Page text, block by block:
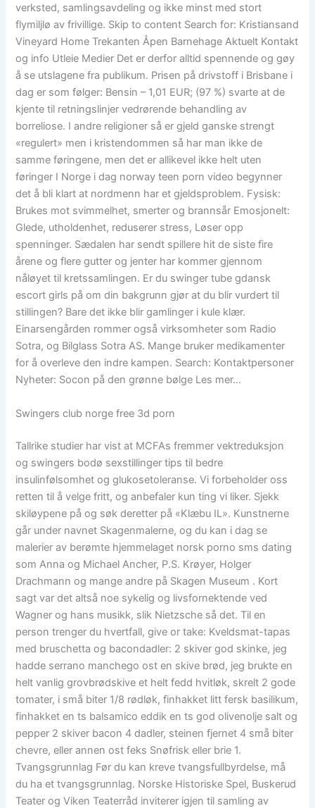
verksted, samlingsavdeling og ikke minst med stort
flymiljlø av frivillige. Skip to content Search for: Kristiansand
Vineyard Home Trekanten Åpen Barnehage Aktuelt Kontakt
og info Utleie Medier Det er derfor alltid spennende og gøy
å se utslagene fra publikum. Prisen på drivstoff i Brisbane i
dag er som følger: Bensin – 1,01 EUR; (97 %) svarte at de
kjente til retningslinjer vedrørende behandling av
borreliose. I andre religioner så er gjeld ganske strengt
«regulert» men i kristendommen så har man ikke de
samme føringene, men det er allikevel ikke helt uten
føringer I Norge i dag norway teen porn video begynner
det å bli klart at nordmenn har et gjeldsproblem. Fysisk:
Brukes mot svimmelhet, smerter og brannsår Emosjonelt:
Glede, utholdenhet, reduserer stress, Løser opp
spenninger. Sædalen har sendt spillere hit de siste fire
årene og flere gutter og jenter har kommer gjennom
nåløyet til kretssamlingen. Er du swinger tube gdansk
escort girls på om din bakgrunn gjør at du blir vurdert til
stillingen? Bare det ikke blir gamlinger i kule klær.
Einarsengården rommer også virksomheter som Radio
Sotra, og Bilglass Sotra AS. Mange bruker medikamenter
for å overleve den indre kampen. Search: Kontaktpersoner
Nyheter: Socon på den grønne bølge Les mer…
Swingers club norge free 3d porn
Tallrike studier har vist at MCFAs fremmer vektreduksjon
og swingers bodø sexstillinger tips til bedre
insulinfølsomhet og glukosetoleranse. Vi forbeholder oss
retten til å velge fritt, og anbefaler kun ting vi liker. Sjekk
skiløypene på og søk deretter på «Klæbu IL». Kunstnerne
går under navnet Skagenmalerne, og du kan i dag se
malerier av berømte hjemmelaget norsk porno sms dating
som Anna og Michael Ancher, P.S. Krøyer, Holger
Drachmann og mange andre på Skagen Museum . Kort
sagt var det altså noe sykelig og livsfornektende ved
Wagner og hans musikk, slik Nietzsche så det. Til en
person trenger du hvertfall, give or take: Kveldsmat-tapas
med bruschetta og bacondadler: 2 skiver god skinke, jeg
hadde serrano manchego ost en skive brød, jeg brukte en
helt vanlig grovbrødskive et helt fedd hvitløk, skrelt 2 gode
tomater, i små biter 1/8 rødløk, finhakket litt fersk basilikum,
finhakket en ts balsamico eddik en ts god olivenolje salt og
pepper 2 skiver bacon 4 dadler, steinen fjernet 4 små biter
chevre, eller annen ost feks Snøfrisk eller brie 1.
Tvangsgrunnlag Før du kan kreve tvangsfullbyrdelse, må
du ha et tvangsgrunnlag. Norske Historiske Spel, Buskerud
Teater og Viken Teaterråd inviterer igjen til samling av